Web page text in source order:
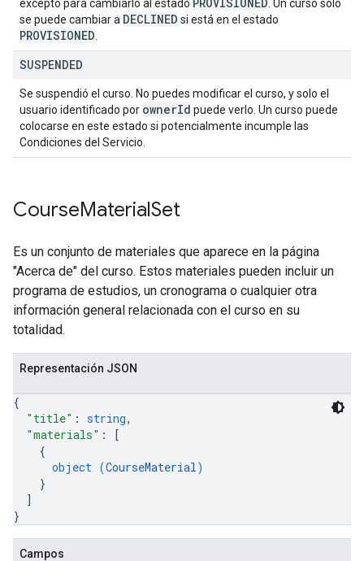
excepto para cambiarlo al estado
. Un curso solo
se puede cambiar a DECLINED si está en el estado
PROVISIONED
SUSPENDED
Se suspendió el curso. No puedes modificar el curso, y solo el
usuario identificado por ownerId puede verlo. Un curso puede
colocarse en este estado si potencialmente incumple las
Condiciones del Servicio.
CourseMaterialSet
Es un conjunto de materiales que aparece en la página
"Acerca de" del curso. Estos materiales pueden incluir un
programa de estudios, un cronograma o cualquier otra
información general relacionada con el curso en su
totalidad.
Representación JSON
{
"title" : string,
"materials" :
[
{
object (CourseMaterial)
}
]
}
Campos